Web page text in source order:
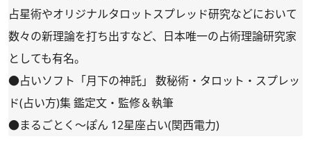
占星術やオリジナルタロットスプレッド研究などにおいて
数々の新理論を打ち出すなど、日本唯一の占術理論研究家
としても有名。
●占いソフト「月下の神託」 数秘術・タロット・スプレッ
ド(占い方)集 鑑定文・監修＆執筆
●まるごとく～ぽん 12星座占い(関西電力)